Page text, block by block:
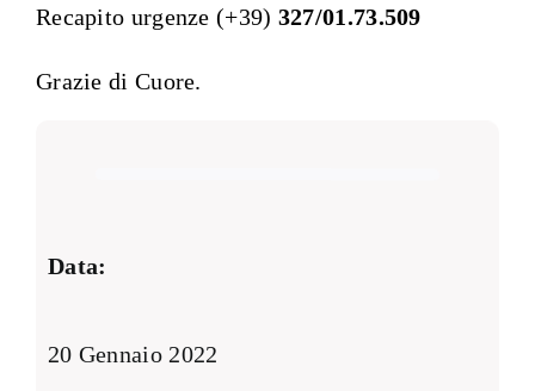
Recapito urgenze (+39) 327/01.73.509
Grazie di Cuore.
Data:
20 Gennaio 2022